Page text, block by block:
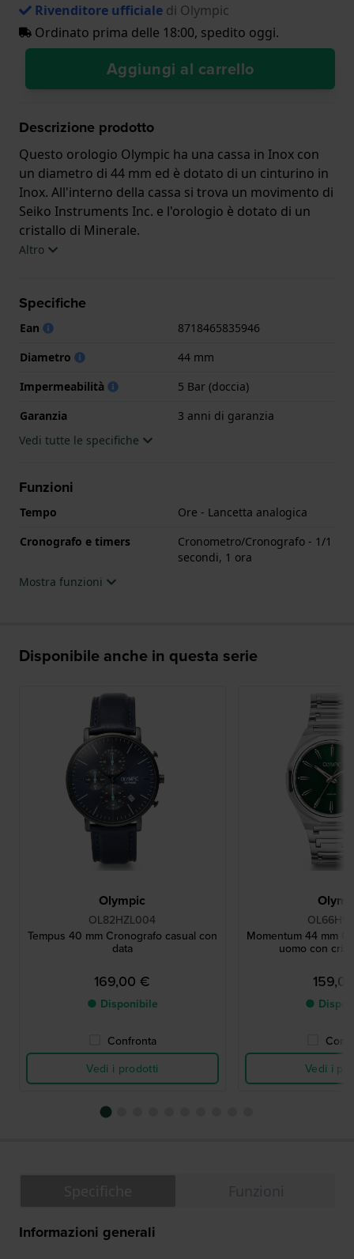
Rivenditore ufficiale di Olympic
Ordinato prima delle 18:00, spedito oggi.
Aggiungi al carrello
Descrizione prodotto
Questo orologio Olympic ha una cassa in Inox con
un diametro di 44 mm ed è dotato di un cinturino in
Inox. All'interno della cassa si trova un movimento di
Seiko Instruments Inc. e l'orologio è dotato di un
cristallo di Minerale.
fornito con 3 anni di garanzia.
Altro
Specifiche
Ean
8718465835946
Diametro
44 mm
Impermeabilità
5 Bar (doccia)
Garanzia
3 anni di garanzia
Vedi tutte le specifiche
Funzioni
Tempo
Ore - Lancetta analogica
Cronografo e timers
Cronometro/Cronografo - 1/1
secondi, 1 ora
Mostra funzioni
Disponibile anche in questa serie
Olympic
OL82HZL004
Tempus 40 mm Cronografo casual con
data
169,00 €
● Disponibile
Confronta
Vedi i prodotti
Momentum 44 mm
uomo con
●
Vedi i
Informazioni generali